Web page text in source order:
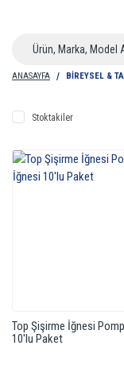
ANASAYFA BIREYSEL &
Stoktakiler
Top Şişirme İğnesi
10'lu Paket